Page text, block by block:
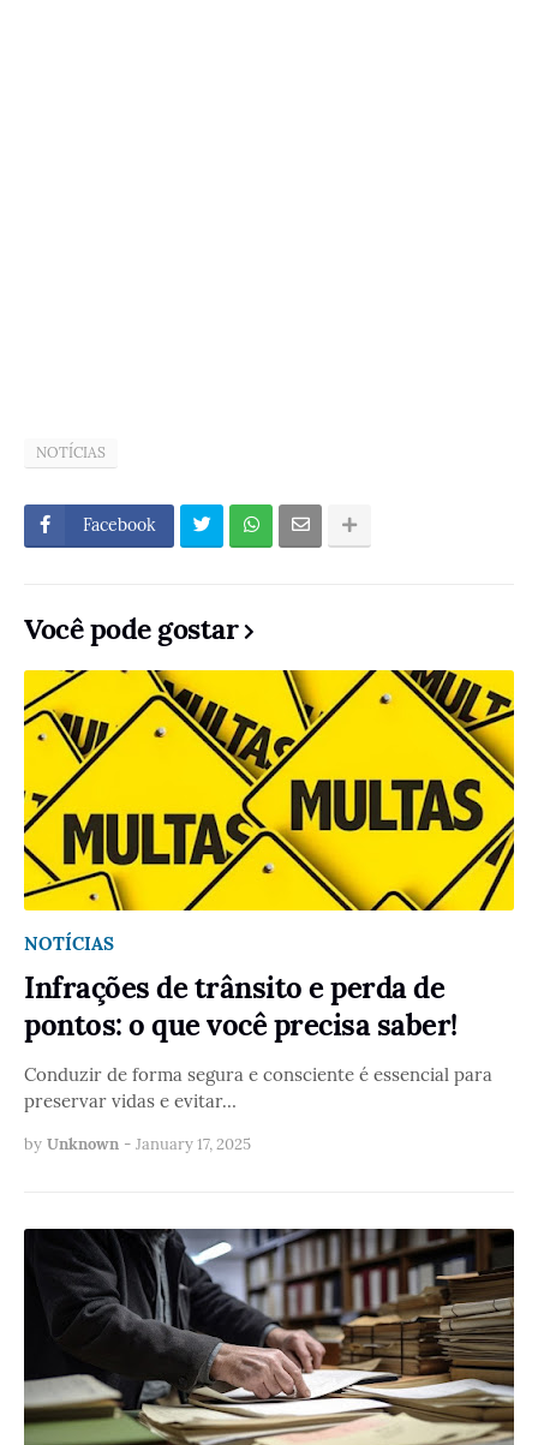
NOTÍCIAS
Facebook
Você pode gostar
NOTÍCIAS
Infrações de trânsito e perda de
pontos: o que você precisa saber!
Conduzir de forma segura e consciente é essencial para
preservar vidas e evitar…
by Unknown - January 17, 2025